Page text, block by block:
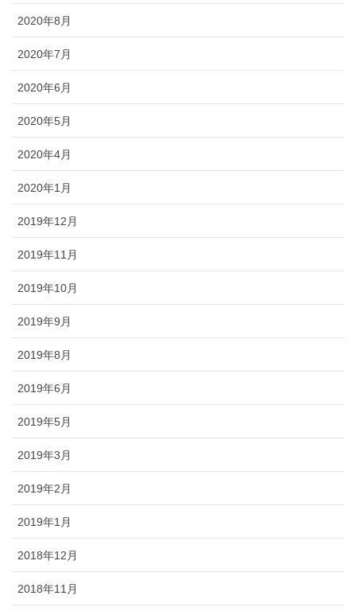
2020年8月
2020年7月
2020年6月
2020年5月
2020年4月
2020年1月
2019年12月
2019年11月
2019年10月
2019年9月
2019年8月
2019年6月
2019年5月
2019年3月
2019年2月
2019年1月
2018年12月
2018年11月